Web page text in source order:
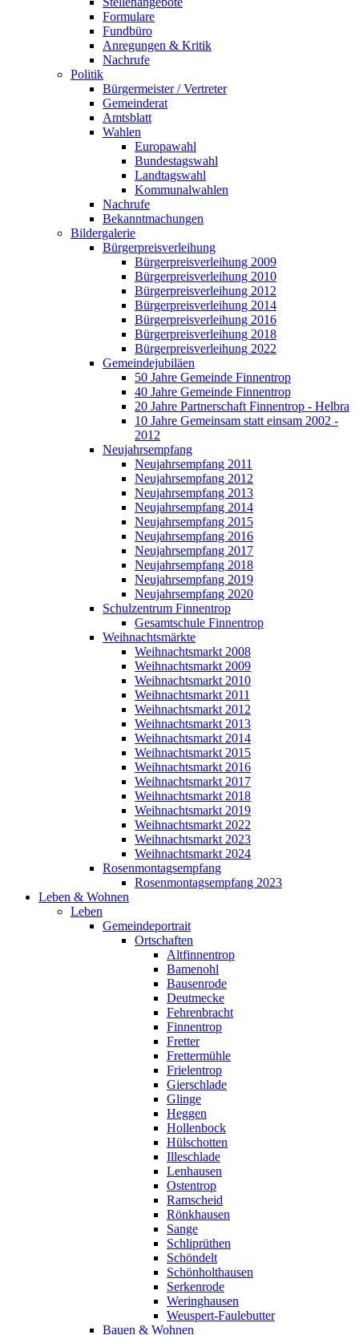
Formulare
Fundbüro
Anregungen & Kritik
Nachrufe
Politik
Bürgermeister / Vertreter
Gemeinderat
Amtsblatt
Wahlen
Europawahl
Bundestagswahl
Landtagswahl
Kommunalwahlen
Nachrufe
Bekanntmachungen
Bildergalerie
Bürgerpreisverleihung
Bürgerpreisverleihung 2009
Bürgerpreisverleihung 2010
Bürgerpreisverleihung 2012
Bürgerpreisverleihung 2014
Bürgerpreisverleihung 2016
Bürgerpreisverleihung 2018
Bürgerpreisverleihung 2022
Gemeindejubiläen
50 Jahre Gemeinde Finnentrop
40 Jahre Gemeinde Finnentrop
20 Jahre Partnerschaft Finnentrop - Helbra
10 Jahre Gemeinsam statt einsam 2002 -
2012
Neujahrsempfang
Neujahrsempfang 2011
Neujahrsempfang 2012
Neujahrsempfang 2013
Neujahrsempfang 2014
Neujahrsempfang 2015
Neujahrsempfang 2016
Neujahrsempfang 2017
Neujahrsempfang 2018
Neujahrsempfang 2019
Neujahrsempfang 2020
Schulzentrum Finnentrop
Gesamtschule Finnentrop
Weihnachtsmärkte
Weihnachtsmarkt 2008
Weihnachtsmarkt 2009
Weihnachtsmarkt 2010
Weihnachtsmarkt 2011
Weihnachtsmarkt 2012
Weihnachtsmarkt 2013
Weihnachtsmarkt 2014
Weihnachtsmarkt 2015
Weihnachtsmarkt 2016
Weihnachtsmarkt 2017
Weihnachtsmarkt 2018
Weihnachtsmarkt 2019
Weihnachtsmarkt 2022
Weihnachtsmarkt 2023
Weihnachtsmarkt 2024
Rosenmontagsempfang
Rosenmontagsempfang 2023
Leben & Wohnen
Leben
Gemeindeportrait
Ortschaften
Altfinnentrop
Bamenohl
Bausenrode
Deutmecke
Fehrenbracht
Finnentrop
Fretter
Frettermühle
Frielentrop
Gierschlade
Glinge
Heggen
Hollenbock
Hülschotten
Illeschlade
Lenhausen
Ostentrop
Ramscheid
Rönkhausen
Sange
Schliprüthen
Schöndelt
Schönholthausen
Serkenrode
Weringhausen
Weuspert-Faulebutter
Bauen & Wohnen